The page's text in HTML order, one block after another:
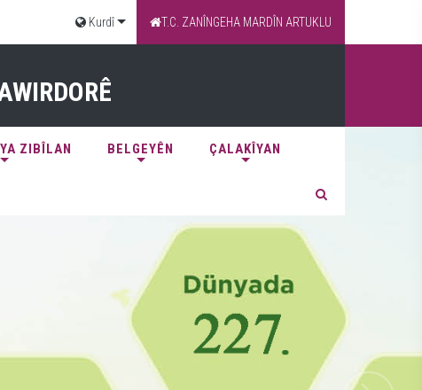
Kurdî T.C. ZANÎNGEHA MARDÎN ARTUKLU
ZIBÎLAN BELGEYÊN ÇALAKÎYAN